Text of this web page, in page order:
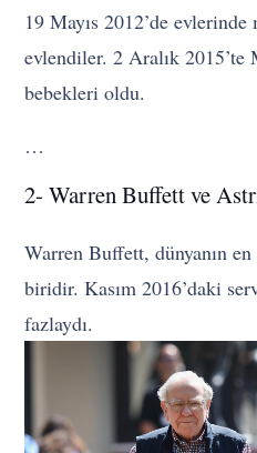
19 Mayıs 2012’de
evlendiler. 2 Aralık 2015’te
bebekleri oldu.
…
2- Warren Buffett ve
Warren Buffett, dünyanın en
biridir. Kasım 2016’daki
fazlaydı.